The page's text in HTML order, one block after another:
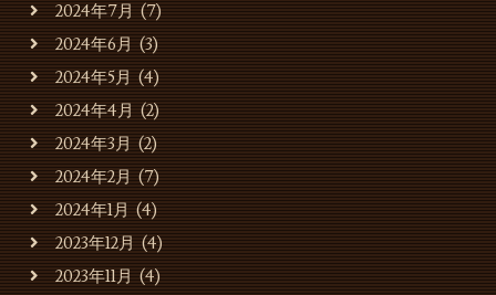
お知らせ
お店・運営会社のご案内
2024年7月(7)
2024年6月(3)
2024年5月(4)
2024年4月(2)
2024年3月(2)
2024年2月(7)
2024年1月(4)
2023年12月(4)
2023年11月(4)